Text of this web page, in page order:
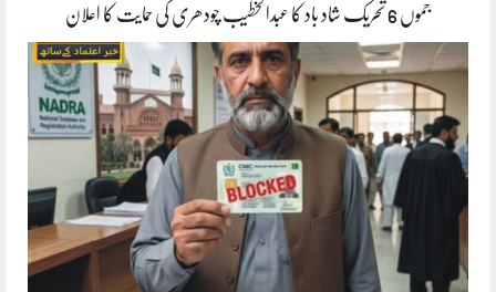
جموں 6 تحریک شاد باد کا عبدالخطیب چودھری کی حمایت کا اعلان